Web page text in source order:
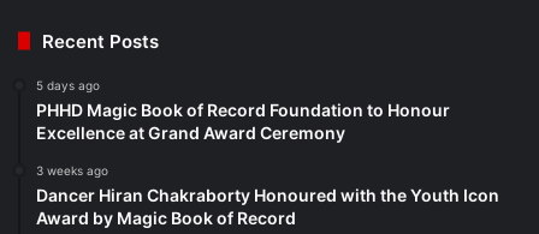
Recent Posts
5 days ago
PHHD Magic Book of Record Foundation to Honour
Excellence at Grand Award Ceremony
3 weeks ago
Dancer Hiran Chakraborty Honoured with the Youth Icon
Award by Magic Book of Record